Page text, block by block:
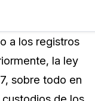
PreciosRecursos
a los registros
la ley
sobre todo en